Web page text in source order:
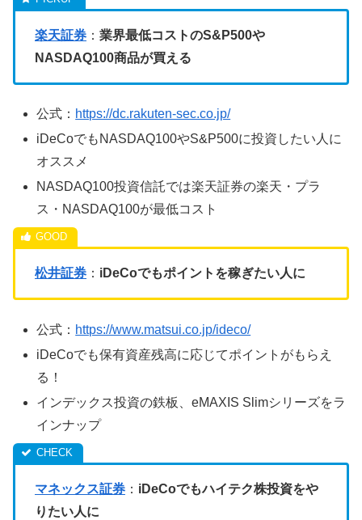
楽天証券 ： 業界最低コストのS&P500や
NASDAQ100商品が買える
公式： https://dc.rakuten-sec.co.jp/
iDeCoでもNASDAQ100やS&P500に投資したい人に
オススメ
NASDAQ100投資信託では楽天証券の楽天・プラ
ス・NASDAQ100が最低コスト
松井証券 ： iDeCoでもポイントを稼ぎたい人に
公式： https://www.matsui.co.jp/ideco/
iDeCoでも保有資産残高に応じてポイントがもらえ
る！
インデックス投資の鉄板、eMAXIS Slimシリーズをラ
インナップ
マネックス証券 ： iDeCoでもハイテク株投資をや
りたい人に